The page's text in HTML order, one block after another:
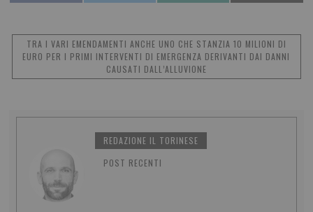
TRA I VARI EMENDAMENTI ANCHE UNO CHE STANZIA 10 MILIONI DI
EURO PER I PRIMI INTERVENTI DI EMERGENZA DERIVANTI DAI DANNI
CAUSATI DALL’ALLUVIONE
REDAZIONE IL TORINESE
POST RECENTI